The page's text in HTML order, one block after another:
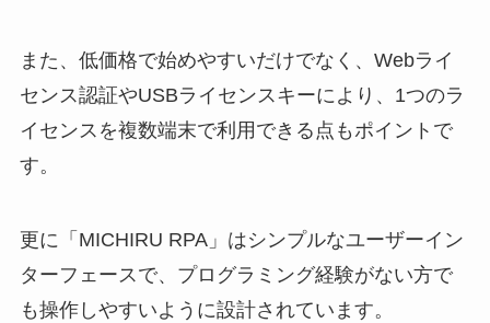
また、低価格で始めやすいだけでなく、Webライ
センス認証やUSBライセンスキーにより、1つのラ
イセンスを複数端末で利用できる点もポイントで
す。
更に「MICHIRU RPA」はシンプルなユーザーイン
ターフェースで、プログラミング経験がない方で
も操作しやすいように設計されています。